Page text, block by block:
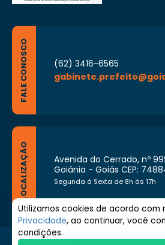
FALE CONOSCO
(62) 3416-6565
LOCALIZAÇÃO
Avenida do Cerrado, nº
Goiânia - Goiás CEP:
Segunda à Sexta de 8h às 17h
Utilizamos cookies de acordo com
Privacidade, ao continuar, você
condições.